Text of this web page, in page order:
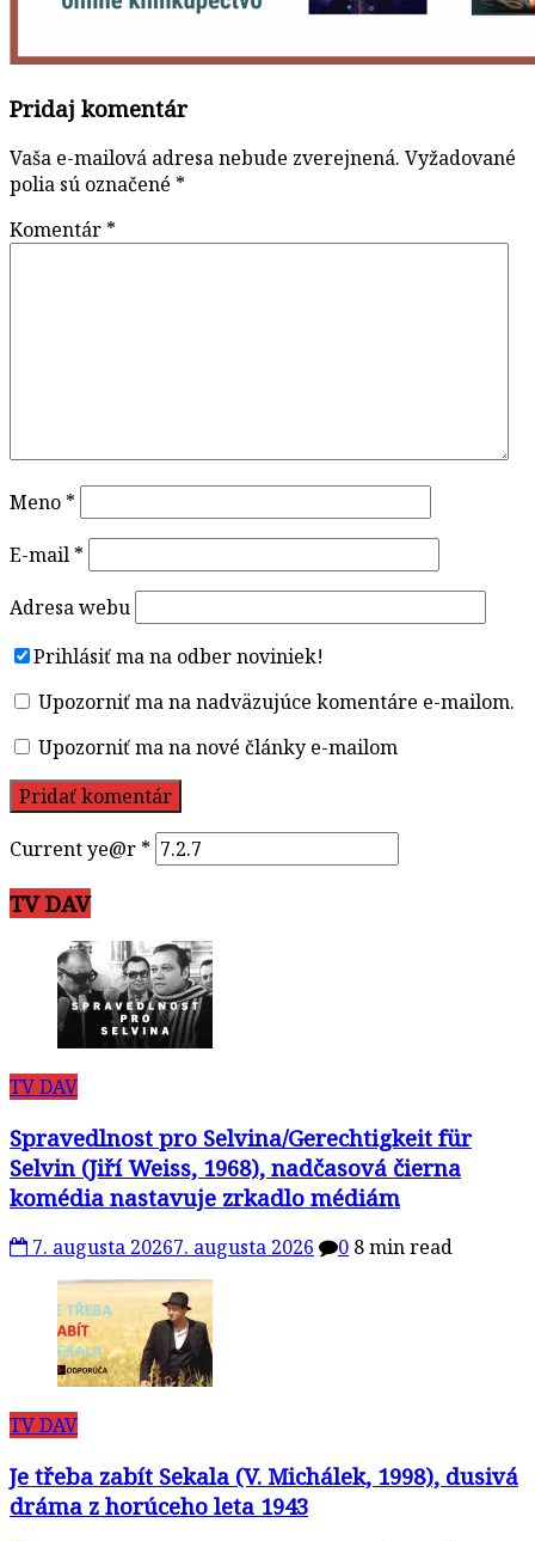
Pridaj komentár
Vaša e-mailová adresa nebude zverejnená. Vyžadované
polia sú označené *
Komentár *
Meno *
E-mail *
Adresa webu
Prihlásiť ma na odber noviniek!
Upozorniť ma na nadväzujúce komentáre e-mailom.
Upozorniť ma na nové články e-mailom
Current ye@r *
TV DAV
TV DAV
Spravedlnost pro Selvina/Gerechtigkeit für
Selvin (Jiří Weiss, 1968), nadčasová čierna
komédia nastavuje zrkadlo médiám
7. augusta 20267. augusta 2026 0 8 min read
TV DAV
Je třeba zabít Sekala (V. Michálek, 1998), dusivá
dráma z horúceho leta 1943